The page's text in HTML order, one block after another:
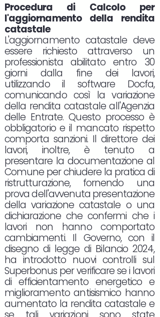
Procedura di Calcolo per
l'aggiornamento della rendita
catastale
L'aggiornamento catastale deve
essere richiesto attraverso un
professionista abilitato entro 30
giorni dalla fine dei lavori,
utilizzando il software Docfa,
comunicando così la variazione
della rendita catastale all'Agenzia
delle Entrate. Questo processo è
obbligatorio e il mancato rispetto
comporta sanzioni. Il direttore dei
lavori, inoltre, è tenuto a
presentare la documentazione al
Comune per chiudere la pratica di
ristrutturazione, fornendo una
prova dell'avvenuta presentazione
della variazione catastale o una
dichiarazione che confermi che i
lavori non hanno comportato
cambiamenti. Il Governo, con il
disegno di legge di Bilancio 2024,
ha introdotto nuovi controlli sul
Superbonus per verificare se i lavori
di efficientamento energetico e
miglioramento antisismico hanno
aumentato la rendita catastale e